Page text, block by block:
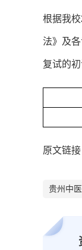
根据我
法》及
复试的
原文链
贵州中